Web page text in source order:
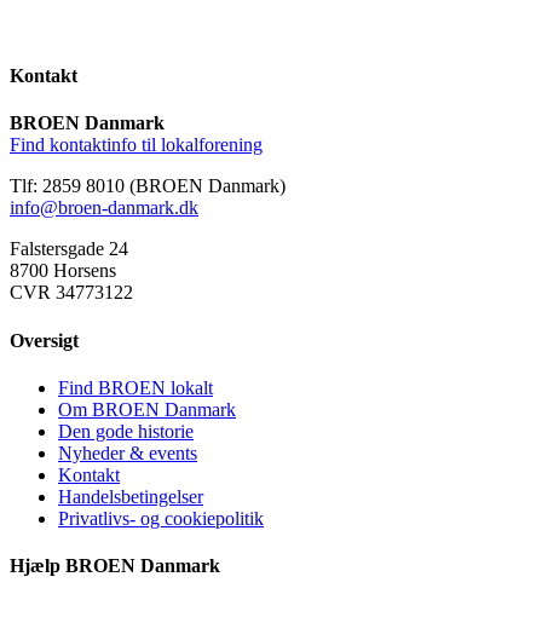
Kontakt
BROEN Danmark
Find kontaktinfo til lokalforening
Tlf: 2859 8010 (BROEN Danmark)
info@broen-danmark.dk
Falstersgade 24
8700 Horsens
CVR 34773122
Oversigt
Find BROEN lokalt
Om BROEN Danmark
Den gode historie
Nyheder & events
Kontakt
Handelsbetingelser
Privatlivs- og cookiepolitik
Hjælp BROEN Danmark